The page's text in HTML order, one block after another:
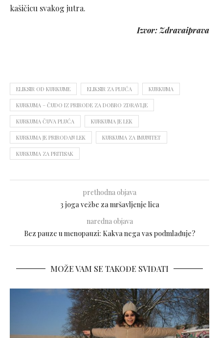
kašičicu svakog jutra.
Izvor: Zdravaiprava
ELIKSIR OD KURKUME ELIKSIR ZA PLUĆA KURKUMA
KURKUMA – ČUDO IZ PRIRODE ZA DOBRO ZDRAVLJE
KURKUMA ČUVA PLUĆA KURKUMA JE LEK
KURKUMA JE PRIRODAN LEK KURKUMA ZA IMUNITET
KURKUMA ZA PRITISAK
prethodna objava
3 joga vežbe za mršavljenje lica
naredna objava
Bez pauze u menopauzi: Kakva nega vas podmlađuje?
MOŽE VAM SE TAKOĐE SVIĐATI